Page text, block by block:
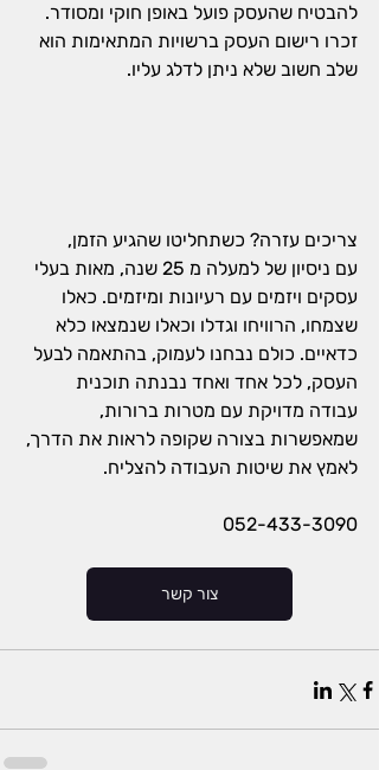
להבטיח שהעסק פועל באופן חוקי ומסודר.
זכרו רישום העסק ברשויות המתאימות הוא
שלב חשוב שלא ניתן לדלג עליו.
צריכים עזרה? כשתחליטו שהגיע הזמן,
עם ניסיון של למעלה מ 25 שנה, מאות בעלי
עסקים ויזמים עם רעיונות ומיזמים. כאלו
שצמחו, הרוויחו וגדלו וכאלו שנמצאו כלא
כדאיים. כולם נבחנו לעמוק, בהתאמה לבעל
העסק, לכל אחד ואחד נבנתה תוכנית
עבודה מדויקת עם מטרות ברורות,
שמאפשרות בצורה שקופה לראות את הדרך,
לאמץ את שיטות העבודה להצליח.
052-433-3090
צור קשר